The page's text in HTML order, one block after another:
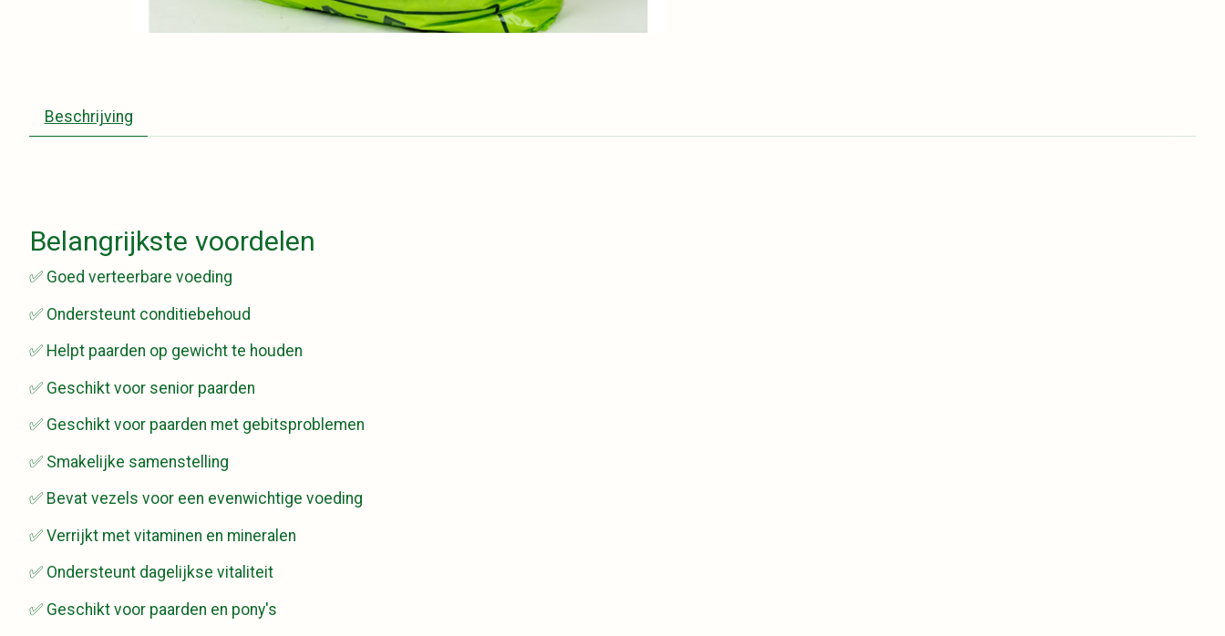
Beschrijving
Belangrijkste voordelen
✅ Goed verteerbare voeding
✅ Ondersteunt conditiebehoud
✅ Helpt paarden op gewicht te houden
✅ Geschikt voor senior paarden
✅ Geschikt voor paarden met gebitsproblemen
✅ Smakelijke samenstelling
✅ Bevat vezels voor een evenwichtige voeding
✅ Verrijkt met vitaminen en mineralen
✅ Ondersteunt dagelijkse vitaliteit
✅ Geschikt voor paarden en pony's